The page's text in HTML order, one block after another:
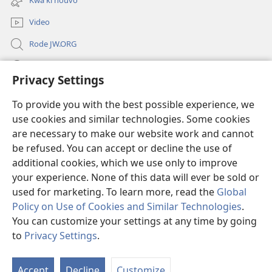
Privacy Settings
To provide you with the best possible experience, we
use cookies and similar technologies. Some cookies
are necessary to make our website work and cannot
be refused. You can accept or decline the use of
additional cookies, which we use only to improve
your experience. None of this data will ever be sold or
used for marketing. To learn more, read the Global
Policy on Use of Cookies and Similar Technologies.
You can customize your settings at any time by going
to Privacy Settings.
window)
Video
Rode JW.ORG
(opens
window)Watchtower BIBLIOTEK LO ENTERNET
(opens
new
window)JW Hub ®
(opens
new
window)
Copyright© 2026 Watch Tower Bible and Tract Society of Pennsylvania.
REGILASYON LIZAZ|